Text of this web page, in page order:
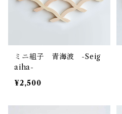
ミニ組子 青海波 -Seig
aiha-
¥2,500